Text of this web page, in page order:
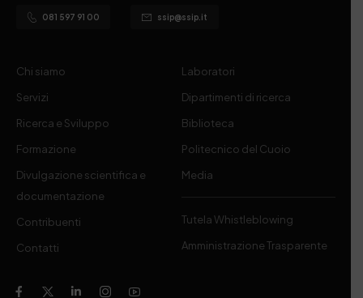
081 597 91 00 ssip@ssip.it
Chi siamo
Servizi
Ricerca e Sviluppo
Formazione
Divulgazione scientifica e
documentazione
Contribuenti
Contatti
Laboratori
Dipartimenti di ricerca
Biblioteca
Politecnico del Cuoio
Media
Tutela Whistleblowing
Amministrazione Trasparente